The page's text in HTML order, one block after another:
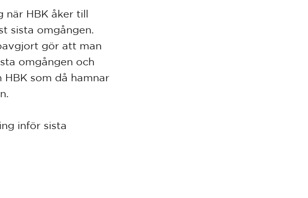
när HBK åker till
sista omgången.
gör att man
omgången och
som då hamnar
inför sista